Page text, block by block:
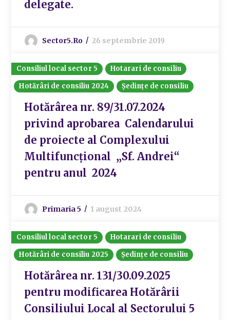
delegate.
Sector5.ro 26 septembrie 2019
Consiliul local sector 5
Hotarari de consiliu
Hotărâri de consiliu 2024
Ședințe de consiliu
Hotărârea nr. 89/31.07.2024
privind aprobarea Calendarului
de proiecte al Complexului
Multifuncțional „Sf. Andrei“
pentru anul 2024
Primaria 5 1 august 2024
Consiliul local sector 5
Hotarari de consiliu
Hotărâri de consiliu 2025
Ședințe de consiliu
Hotărârea nr. 131/30.09.2025
pentru modificarea Hotărârii
Consiliului Local al Sectorului 5